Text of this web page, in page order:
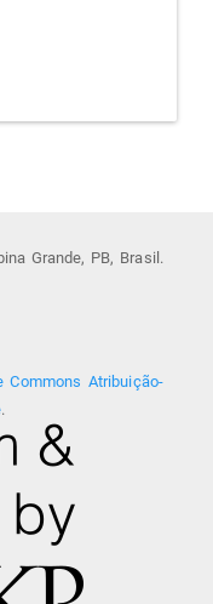
Grande, PB, Brasil.
Commons Atribuição-
.